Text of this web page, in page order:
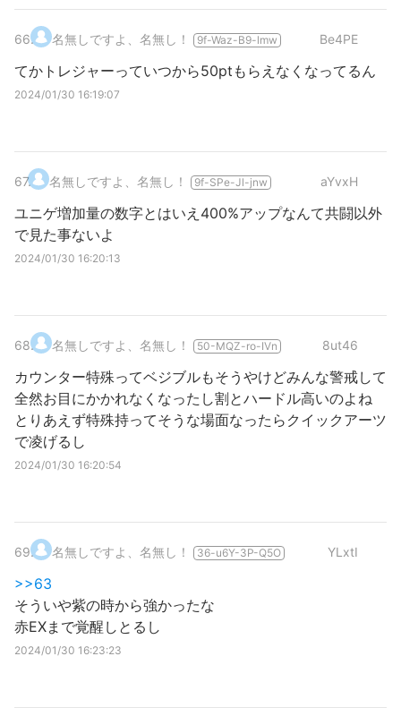
66. 名無しですよ、名無し！ 9f-Waz-B9-lmw Be4PE
てかトレジャーっていつから50ptもらえなくなってるん
2024/01/30 16:19:07
67. 名無しですよ、名無し！ 9f-SPe-Jl-jnw aYvxH
ユニゲ増加量の数字とはいえ400%アップなんて共闘以外
で見た事ないよ
2024/01/30 16:20:13
68. 名無しですよ、名無し！ 50-MQZ-ro-IVn 8ut46
カウンター特殊ってベジブルもそうやけどみんな警戒して
全然お目にかかれなくなったし割とハードル高いのよね
とりあえず特殊持ってそうな場面なったらクイックアーツ
で凌げるし
2024/01/30 16:20:54
69. 名無しですよ、名無し！ 36-u6Y-3P-Q5O YLxtI
>>63
そういや紫の時から強かったな
赤EXまで覚醒しとるし
2024/01/30 16:23:23